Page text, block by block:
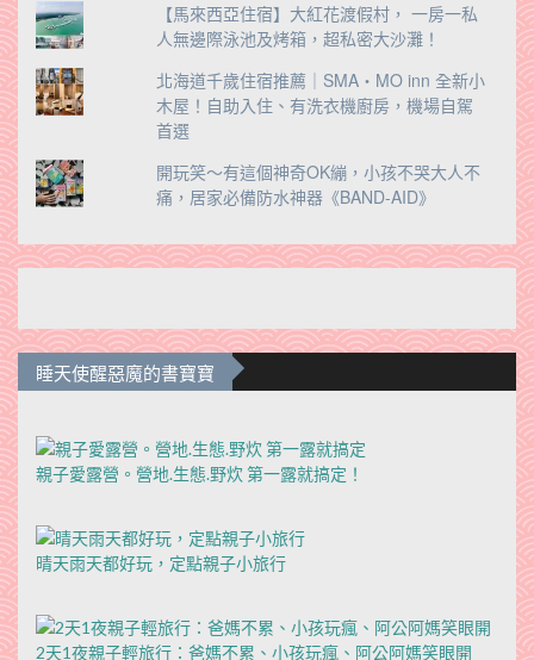
【馬來西亞住宿】大紅花渡假村， 一房一私
人無邊際泳池及烤箱，超私密大沙灘！
北海道千歲住宿推薦｜SMA・MO inn 全新小
木屋！自助入住、有洗衣機廚房，機場自駕
首選
開玩笑～有這個神奇OK繃，小孩不哭大人不
痛，居家必備防水神器《BAND-AID》
睡天使醒惡魔的書寶寶
親子愛露營。營地.生態.野炊 第一露就搞定！
晴天雨天都好玩，定點親子小旅行
2天1夜親子輕旅行：爸媽不累、小孩玩瘋、阿公阿媽笑眼開